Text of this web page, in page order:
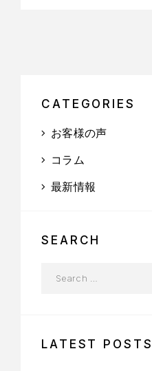
CATEGORIES
お客様の声
コラム
最新情報
SEARCH
LATEST POSTS